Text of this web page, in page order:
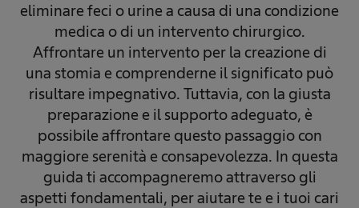
eliminare feci o urine a causa di una condizione
medica o di un intervento chirurgico.
Affrontare un intervento per la creazione di
una stomia e comprenderne il significato può
risultare impegnativo. Tuttavia, con la giusta
preparazione e il supporto adeguato, è
possibile affrontare questo passaggio con
maggiore serenità e consapevolezza. In questa
guida ti accompagneremo attraverso gli
aspetti fondamentali, per aiutare te e i tuoi cari